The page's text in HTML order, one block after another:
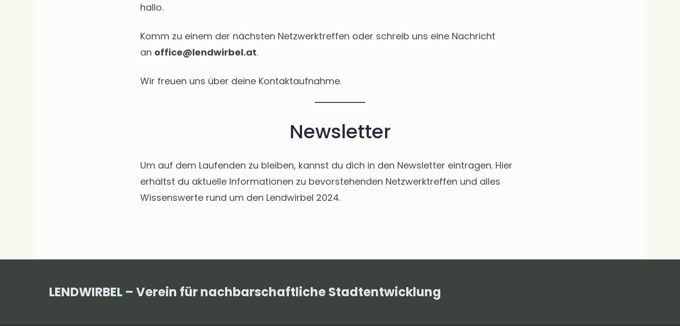
hallo.
Komm zu einem der nächsten Netzwerktreffen oder schreib uns eine Nachricht
an office@lendwirbel.at.
Wir freuen uns über deine Kontaktaufnahme.
Newsletter
Um auf dem Laufenden zu bleiben, kannst du dich in den Newsletter eintragen. Hier
erhältst du aktuelle Informationen zu bevorstehenden Netzwerktreffen und alles
Wissenswerte rund um den Lendwirbel 2024.
LENDWIRBEL – Verein für nachbarschaftliche Stadtentwicklung